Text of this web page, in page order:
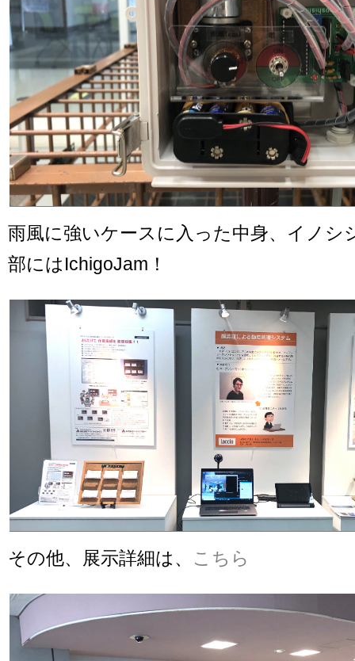
雨風に強いケースに入った中身、イノシ
部にはIchigoJam！
その他、展示詳細は、 こちら